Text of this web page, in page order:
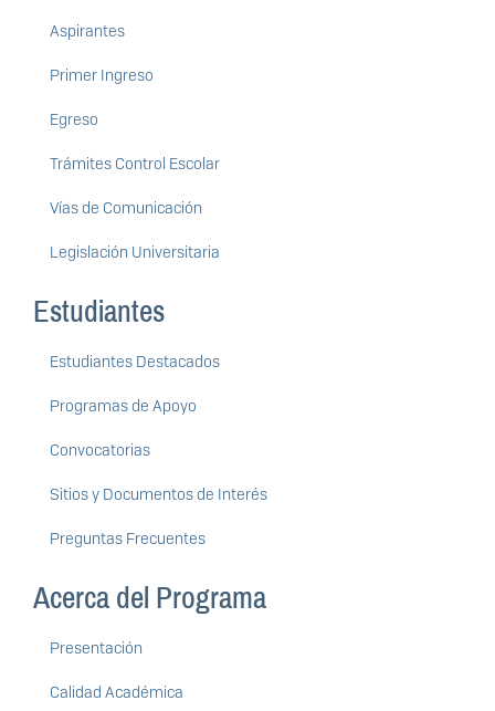
Aspirantes
Primer Ingreso
Egreso
Trámites Control Escolar
Vías de Comunicación
Legislación Universitaria
Estudiantes
Estudiantes Destacados
Programas de Apoyo
Convocatorias
Sitios y Documentos de Interés
Preguntas Frecuentes
Acerca del Programa
Presentación
Calidad Académica